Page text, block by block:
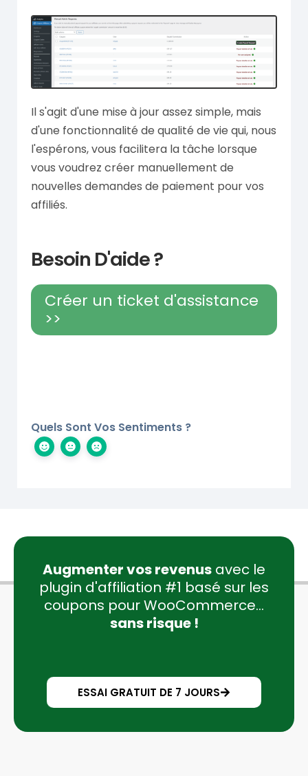
Il s'agit d'une mise à jour assez simple, mais
d'une fonctionnalité de qualité de vie qui, nous
l'espérons, vous facilitera la tâche lorsque
vous voudrez créer manuellement de
nouvelles demandes de paiement pour vos
affiliés.
Besoin D'aide ?
Créer un ticket d'assistance
>>
Quels Sont Vos Sentiments ?
Augmenter vos revenus avec le
plugin d'affiliation #1 basé sur les
coupons pour WooCommerce...
sans risque !
ESSAI GRATUIT DE 7 JOURS